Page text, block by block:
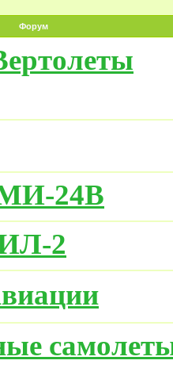
Форум
МИ-24В
2